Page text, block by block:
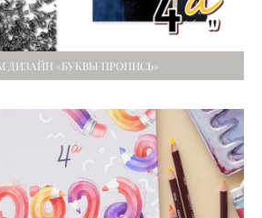
ДИЗАЙН «БУКВЫ ПРОПИСЬ»